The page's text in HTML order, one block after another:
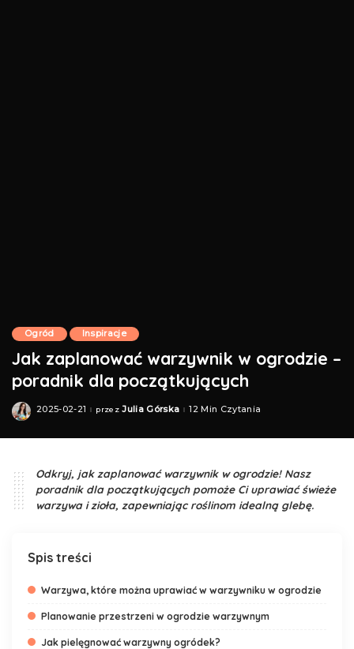
Ogród Inspiracje
Jak zaplanować warzywnik w ogrodzie –
poradnik dla początkujących
2025-02-21 Posted
przez Julia Górska 12 Min Czytania
Odkryj, jak zaplanować warzywnik w ogrodzie! Nasz
poradnik dla początkujących pomoże Ci uprawiać świeże
warzywa i zioła, zapewniając roślinom idealną glebę.
Spis treści
Warzywa, które można uprawiać w warzywniku w ogrodzie
Planowanie przestrzeni w ogrodzie warzywnym
Jak pielęgnować warzywny ogródek?